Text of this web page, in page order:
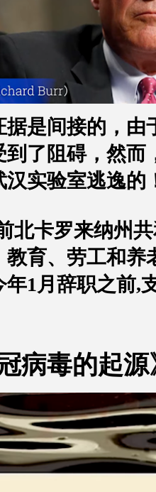
是间接的，由
到了阻碍，然而
实验室逃逸的
北卡罗来纳州
育、劳工和养
年1月辞职之前,
病毒的起源